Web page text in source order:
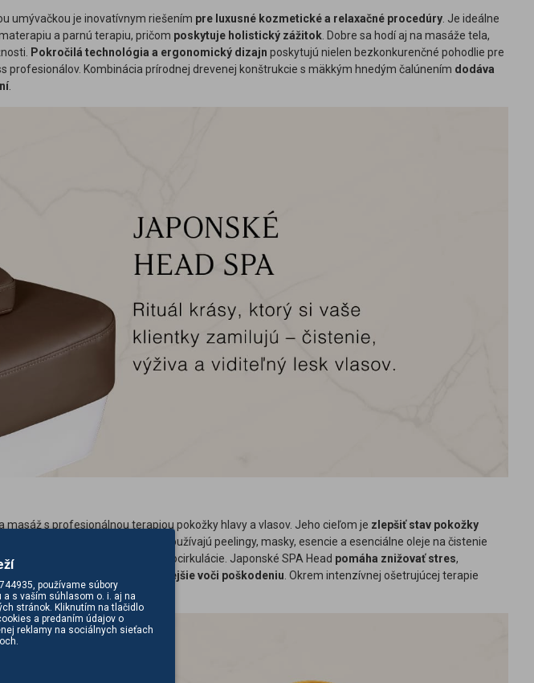
umývačkou je inovatívnym riešením pre luxusné kozmetické a relaxačné procedúry . Je ideálne
a parnú terapiu, pričom poskytuje holistický zážitok . Dobre sa hodí aj na masáže tela,
Pokročilá technológia a ergonomický dizajn poskytujú nielen bezkonkurenčné pohodlie pre
profesionálov. Kombinácia prírodnej drevenej konštrukcie s mäkkým hnedým čalúnením dodáva
masáž s profesionálnou terapiou pokožky hlavy a vlasov. Jeho cieľom je zlepšiť stav pokožky
živín. Pri ošetrení sa používajú peelingy, masky, esencie a esenciálne oleje na čistenie
hydratáciu a podporu mikrocirkulácie. Japonské SPA Head pomáha znižovať stres,
sú silnejšie, hladšie a odolnejšie voči poškodeniu . Okrem intenzívnej ošetrujúcej terapie
radi vracajú.
používame súbory
s vaším súhlasom o. i. aj na
stránok. Kliknutím na tlačidlo
a predaním údajov o
reklamy na sociálnych sieťach